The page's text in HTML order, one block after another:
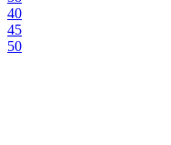
40
45
50